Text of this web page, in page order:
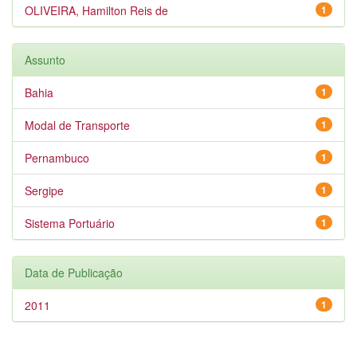
1
OLIVEIRA, Hamilton Reis de
Assunto
1
Bahia
1
Modal de Transporte
1
Pernambuco
1
Sergipe
1
Sistema Portuário
Data de Publicação
1
2011